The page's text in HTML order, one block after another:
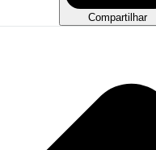
Compartilhar